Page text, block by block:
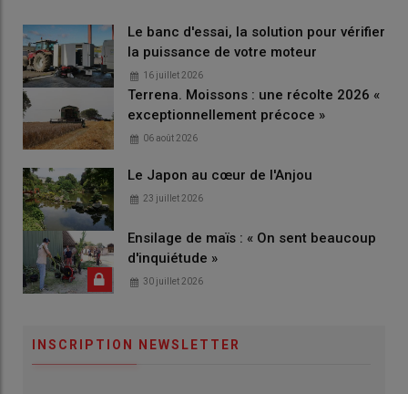
Le banc d'essai, la solution pour vérifier
la puissance de votre moteur
16 juillet 2026
Terrena. Moissons : une récolte 2026 «
exceptionnellement précoce »
06 août 2026
Le Japon au cœur de l'Anjou
23 juillet 2026
Ensilage de maïs : « On sent beaucoup
d'inquiétude »
30 juillet 2026
INSCRIPTION NEWSLETTER